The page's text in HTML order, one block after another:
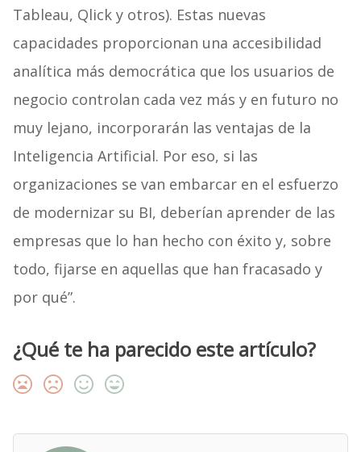
Tableau, Qlick y otros). Estas nuevas
capacidades proporcionan una accesibilidad
analítica más democrática que los usuarios de
negocio controlan cada vez más y en futuro no
muy lejano, incorporarán las ventajas de la
Inteligencia Artificial. Por eso, si las
organizaciones se van embarcar en el esfuerzo
de modernizar su BI, deberían aprender de las
empresas que lo han hecho con éxito y, sobre
todo, fijarse en aquellas que han fracasado y
por qué”.
¿Qué te ha parecido este artículo?